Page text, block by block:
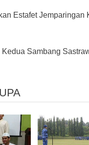
Estafet Jemparingan
Sambang